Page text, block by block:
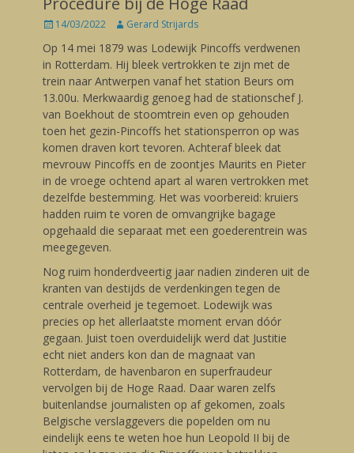
Posted
14/03/2022 Author
Gerard Strijards
Op 14 mei 1879 was Lodewijk Pincoffs verdwenen
in Rotterdam. Hij bleek vertrokken te zijn met de
trein naar Antwerpen vanaf het station Beurs om
13.00u. Merkwaardig genoeg had de stationschef J.
van Boekhout de stoomtrein even op gehouden
toen het gezin-Pincoffs het stationsperron op was
komen draven kort tevoren. Achteraf bleek dat
mevrouw Pincoffs en de zoontjes Maurits en Pieter
in de vroege ochtend apart al waren vertrokken met
dezelfde bestemming. Het was voorbereid: kruiers
hadden ruim te voren de omvangrijke bagage
opgehaald die separaat met een goederentrein was
meegegeven.
Nog ruim honderdveertig jaar nadien zinderen uit de
kranten van destijds de verdenkingen tegen de
centrale overheid je tegemoet. Lodewijk was
precies op het allerlaatste moment ervan dóór
gegaan. Juist toen overduidelijk werd dat Justitie
echt niet anders kon dan de magnaat van
Rotterdam, de havenbaron en superfraudeur
vervolgen bij de Hoge Raad. Daar waren zelfs
buitenlandse journalisten op af gekomen, zoals
Belgische verslaggevers die popelden om nu
eindelijk eens te weten hoe hun Leopold II bij de